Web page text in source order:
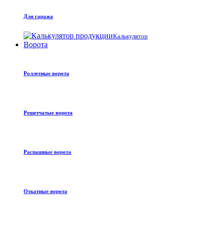
Для гаража
Калькулятор
Ворота
Роллетные ворота
Решетчатые ворота
Распашные ворота
Откатные ворота